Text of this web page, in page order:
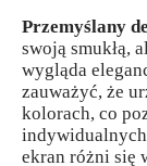
Przemyślany
swoją smukłą,
wygląda
zauważyć, że
kolorach, co
ekran różni się